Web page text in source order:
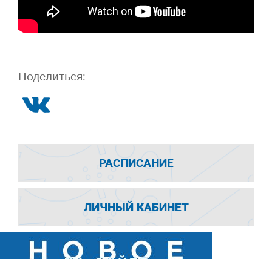
Поделиться:
РАСПИСАНИЕ
ЛИЧНЫЙ КАБИНЕТ